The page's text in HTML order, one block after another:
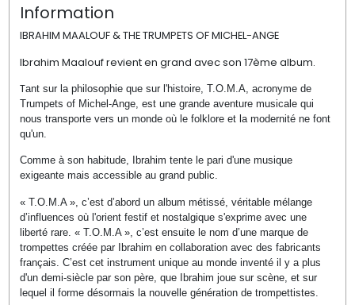
Information
IBRAHIM MAALOUF & THE TRUMPETS OF MICHEL-ANGE
Ibrahim Maalouf revient en grand avec son 17ème album.
Tant sur la philosophie que sur l'histoire, T.O.M.A, acronyme de
Trumpets of Michel-Ange, est une grande aventure musicale qui
nous transporte vers un monde où le folklore et la modernité ne font
qu'un.
Comme à son habitude, Ibrahim tente le pari d'une musique
exigeante mais accessible au grand public.
« T.O.M.A », c’est d’abord un album métissé, véritable mélange
d’influences où l'orient festif et nostalgique s'exprime avec une
liberté rare. « T.O.M.A », c’est ensuite le nom d’une marque de
trompettes créée par Ibrahim en collaboration avec des fabricants
français. C’est cet instrument unique au monde inventé il y a plus
d'un demi-siècle par son père, que Ibrahim joue sur scène, et sur
lequel il forme désormais la nouvelle génération de trompettistes.